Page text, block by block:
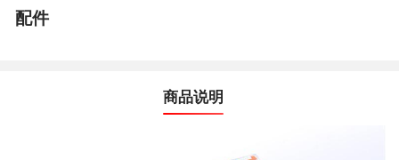
配件
商品说明